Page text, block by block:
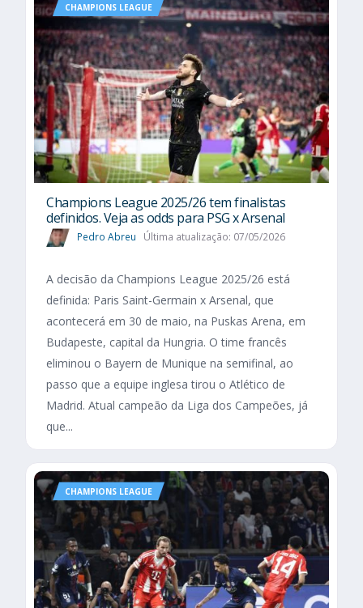
CHAMPIONS LEAGUE
Champions League 2025/26 tem finalistas
definidos. Veja as odds para PSG x Arsenal
Pedro Abreu Última atualização: 07/05/2026
A decisão da Champions League 2025/26 está
definida: Paris Saint-Germain x Arsenal, que
acontecerá em 30 de maio, na Puskas Arena, em
Budapeste, capital da Hungria. O time francês
eliminou o Bayern de Munique na semifinal, ao
passo que a equipe inglesa tirou o Atlético de
Madrid. Atual campeão da Liga dos Campeões, já
que...
CHAMPIONS LEAGUE